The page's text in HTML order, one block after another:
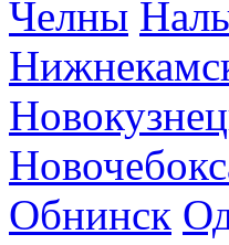
Челны
Обнинск